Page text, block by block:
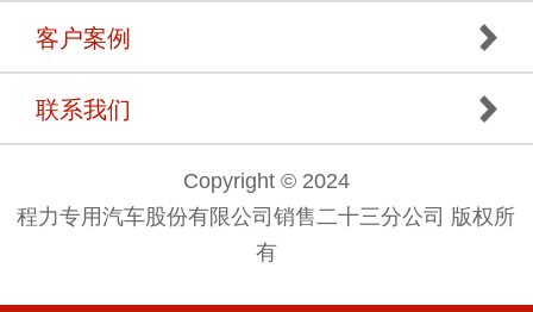
客户案例
联系我们
Copyright © 2024
程力专用汽车股份有限公司销售二十三分公司 版权所
有